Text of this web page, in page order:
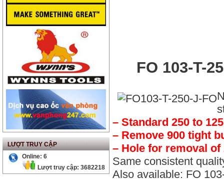
LƯỢT TRUY CẬP
Online: 6
Lượt truy cập: 3682218
FO 103-T-
– Standard 250 to
– Remove 900 tight
– Hole for removal
Same consistent
Also available: FO